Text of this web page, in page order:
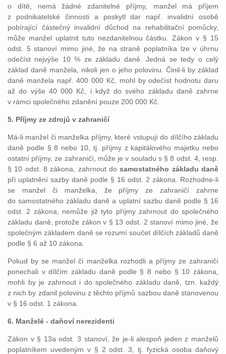
o dítě, nemá žádné zdanitelné příjmy, manžel má příjem
z podnikatelské činnosti a poskytl dar např. invalidní osobě
pobírající částečný invalidní důchod na rehabilitační pomůcky,
může manžel uplatnit tuto nezdanitelnou částku. Zákon v § 15
odst. 5 stanoví mimo jiné, že na straně poplatníka lze v úhrnu
odečíst nejvýše 10 % ze základu daně. Jedná se tedy o celý
základ daně manžela, nikoli jen o jeho polovinu. Činil-li by základ
daně manžela např. 400 000 Kč, mohl by odečíst hodnotu daru
až do výše 40 000 Kč, i když do svého základu daně zahrne
v rámci společného zdanění pouze 200 000 Kč.
5. Příjmy ze zdrojů v zahraničí
Má-li manžel či manželka příjmy, které vstupují do dílčího základu
daně podle § 8 nebo 10, tj. příjmy z kapitálového majetku nebo
ostatní příjmy, ze zahraničí, může je v souladu s § 8 odst. 4, resp.
§ 10 odst. 8 zákona, zahrnout dosamostatného základu daně
při uplatnění sazby daně podle § 16 odst. 2 zákona. Rozhodne-li
se manžel či manželka, že příjmy ze zahraničí zahrne
do samostatného základu daně a uplatní sazbu daně podle § 16
odst. 2 zákona, nemůže již tyto příjmy zahrnout do společného
základu daně, protože zákon v § 13 odst. 2 stanoví mimo jiné, že
společným základem daně se rozumí součet dílčích základů daně
podle § 6 až 10 zákona.
Pokud by se manžel či manželka rozhodli a příjmy ze zahraničí
ponechali v dílčím základu daně podle § 8 nebo § 10 zákona,
mohli by je zahrnout i do společného základu daně, tzn. každý
z nich by zdanil polovinu z těchto příjmů sazbou daně stanovenou
v § 16 odst. 1 zákona.
6. Manželé - daňoví nerezidenti
Zákon v § 13a odst. 3 stanoví, že je-li alespoň jeden z manželů
poplatníkem uvedeným v § 2 odst. 3, tj. fyzická osoba daňový